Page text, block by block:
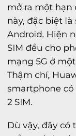
mở ra một hạn
này, đặc biệt
Android. Hiện
SIM đều cho
mạng 5G ở một
Thậm chí,
smartphone có
2 SIM.
Dù vậy, đây